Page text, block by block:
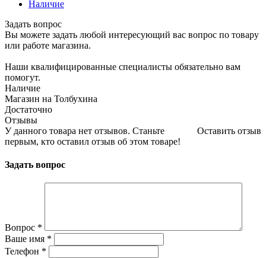
Наличие
Задать вопрос
Вы можете задать любой интересующий вас вопрос по товару
или работе магазина.
Наши квалифицированные специалисты обязательно вам
помогут.
Наличие
Магазин на Толбухина
Достаточно
Отзывы
Оставить отзыв
У данного товара нет отзывов. Станьте
первым, кто оставил отзыв об этом товаре!
Задать вопрос
Вопрос *
Ваше имя *
Телефон *